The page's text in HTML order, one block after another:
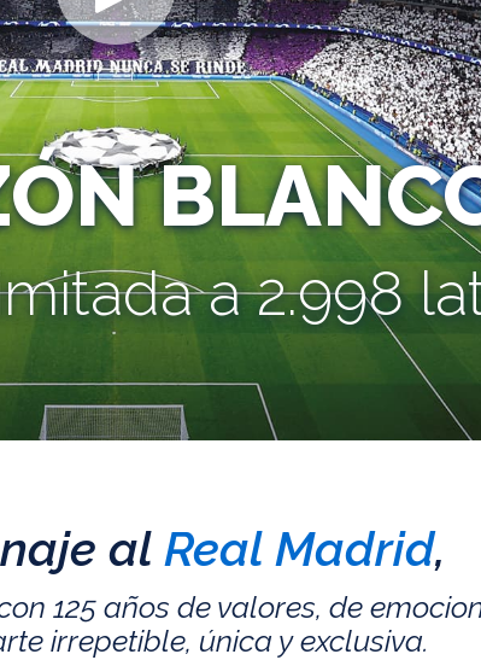
a 2.998
al Real Madrid,
125 años de valores, de
irrepetible, única y exclusiva.